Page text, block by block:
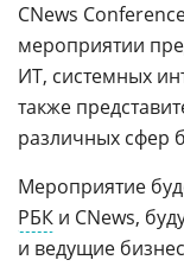
CNews
мероприятии
ИТ, системных
также
различных сфер
Мероприятие
РБК и CNews,
и ведущие